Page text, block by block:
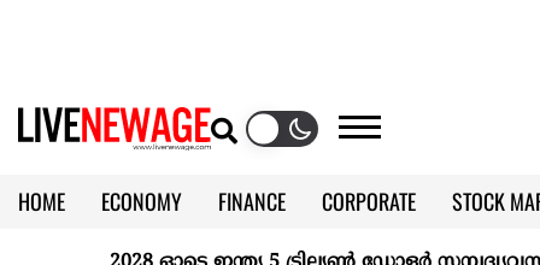
HOME ECONOMY FINANCE CORPORATE
STOCK
KERALA @70